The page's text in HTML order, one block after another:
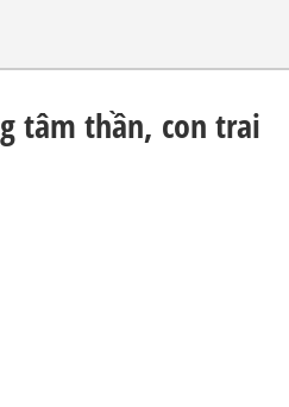
tâm thần, con trai